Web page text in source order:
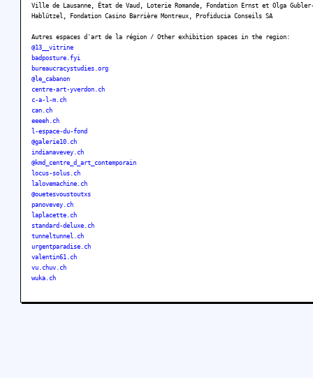
Ville de Lausanne, État de Vaud, Loterie Romande, Fondation Ernst et Olga
Hablützel, Fondation Casino Barrière Montreux, Profiducia Conseils SA
Autres espaces d'art de la région / Other exhibition spaces in the region:
@13__vitrine
badposture.fyi
bureaucracystudies.org
@le_cabanon
centre-art-yverdon.ch
c-a-l-m.ch
can.ch
eeeeh.ch
l-espace-du-fond
@galerie10.ch
indianavevey.ch
@kmd_centre_d_art_contemporain
locus-solus.ch
lalovemachine.ch
@ouetesvoustoutxs
panovevey.ch
laplacette.ch
standard-deluxe.ch
tunneltunnel.ch
urgentparadise.ch
valentin61.ch
vu.chuv.ch
wuka.ch